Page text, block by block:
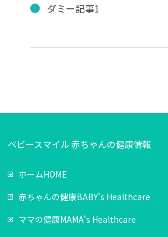
ダミー記事1
ベビースマイル 赤ちゃんの健康情報
ホームHOME
赤ちゃんの健康BABY's Healthcare
ママの健康MAMA's Healthcare